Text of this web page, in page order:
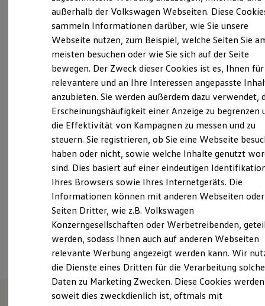
Reichweite der ID. Modelle
Reichweite im Winter
Laden
Laden unterwegs
Laden Zuhause
Ladestationen finden
Ladezeitensimulator
Batterie
Sicherheit
Garantie und Lebensdauer
Nachhaltigkeit
Technologie
Kosten und Kauf
Verbrauchskosten
Kaufoptionen
E-Auto-Förderung
Software und Konnektivität
ID. Software Versionen und Updates
Digitale Extras
Schnittstellen zu Ihrem ID.
Hybridautos
Marke und Erlebnis
Volkswagen R und R Experience
R-Modelle
Driving Experience
Schwarzwasserweg 3 - 11, 98527 Suhl
info@ahg-online.de
+49 3681 39380
Montag-Freitag 07:00- 18:00 Uhr
Samstag
09:00-13:00 Uhr
Sonntag
Geschlossen
Ansprechpartner
außerhalb der Volkswagen Webseiten. Diese
sammeln Informationen darüber, wie Sie unsere
Webseite nutzen, zum Beispiel, welche Seiten Sie
meisten besuchen oder wie Sie sich auf der Seite
bewegen. Der Zweck dieser Cookies ist es, Ihnen für
relevantere und an Ihre Interessen angepasste
anzubieten. Sie werden außerdem dazu verwendet,
Erscheinungshäufigkeit einer Anzeige zu begrenzen
die Effektivität von Kampagnen zu messen und zu
steuern. Sie registrieren, ob Sie eine Webseite
haben oder nicht, sowie welche Inhalte genutzt
sind. Dies basiert auf einer eindeutigen
Ihres Browsers sowie Ihres Internetgeräts. Die
Informationen können mit anderen Webseiten oder
Seiten Dritter, wie z.B. Volkswagen
Konzerngesellschaften oder Werbetreibenden,
werden, sodass Ihnen auch auf anderen Webseiten
relevante Werbung angezeigt werden kann. Wir
die Dienste eines Dritten für die Verarbeitung
Daten zu Marketing Zwecken. Diese Cookies
soweit dies zweckdienlich ist, oftmals mit